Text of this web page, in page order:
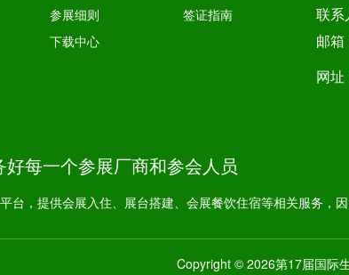
参展细则
下载中心
签证指南
联系
邮
网
每一个参展厂商和参会人员
台，提供会展入住、展台搭建、会展餐饮住宿等相关服务，因
Copyright © 2026第17届国际